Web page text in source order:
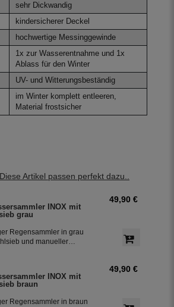
sehr Dickwandig
kindersicherer Deckel
hochwertige Messinggewinde
1x zur Wasserentnahme und 1x
Ablass für den Winter
UV- und Witterungsbeständig
im Winter komplett entleeren,
Material frostsicher
Artikel passen perfekt dazu..
INOX mit
grau
Regensammler in grau
und manueller
sauberes
in ihre Regentonne.
ist bereits 1000-
49,90 €
INOX mit
braun
Regensammler in braun
49,90 €